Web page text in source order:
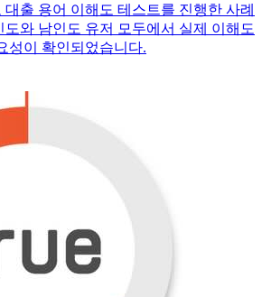
출 용어 이해도 테스트를 진행한 사례
와 남인도 유저 모두에서 실제 이해도
성이 확인되었습니다.